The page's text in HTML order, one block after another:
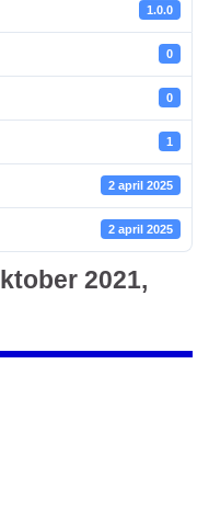
1.0.0
0
0
1
2 april 2025
2 april 2025
2021,